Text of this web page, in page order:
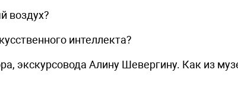
воздух?
интеллекта?
экскурсовода Алину Шевергину. Как из